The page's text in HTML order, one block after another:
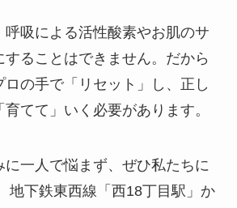
呼吸による活性酸素やお肌のサ
することはできません。だから
ロの手で「リセット」し、正し
てて」いく必要があります。
に一人で悩まず、ぜひ私たちに
地下鉄東西線「西18丁目駅」か